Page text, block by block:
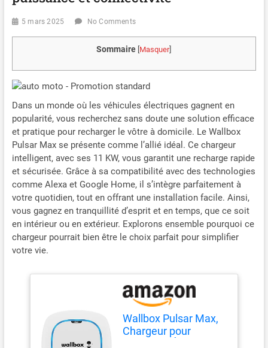
5 mars 2025 No Comments
Sommaire Masquer]
Dans un monde où les véhicules électriques gagnent en
popularité, vous recherchez sans doute une solution efficace
et pratique pour recharger le vôtre à domicile. Le Wallbox
Pulsar Max se présente comme l’allié idéal. Ce chargeur
intelligent, avec ses 11 KW, vous garantit une recharge rapide
et sécurisée. Grâce à sa compatibilité avec des technologies
comme Alexa et Google Home, il s’intègre parfaitement à
votre quotidien, tout en offrant une installation facile. Ainsi,
vous gagnez en tranquillité d’esprit et en temps, que ce soit
en intérieur ou en extérieur. Explorons ensemble pourquoi ce
chargeur pourrait bien être le choix parfait pour simplifier
votre vie.
Wallbox Pulsar Max,
Chargeur pour